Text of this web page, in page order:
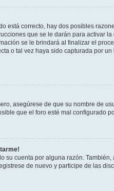
está correcto, hay dos posibles
que se le darán para activar
se le brindará al finalizar el
o tal vez haya sido capturada por
asegúrese de que su nombre de
que el foro esté mal configurado
su cuenta por alguna razón.
de nuevo y participe de las